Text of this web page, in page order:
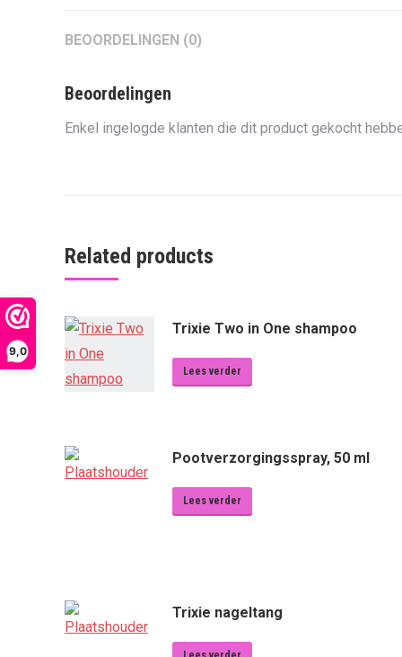
9,0
BEOORDELINGEN (0)
Beoordelingen
Enkel ingelogde klanten die dit product gekocht
Related products
Trixie Two in One shampoo
Lees verder
Pootverzorgingsspray, 50 ml
Lees verder
Trixie nageltang